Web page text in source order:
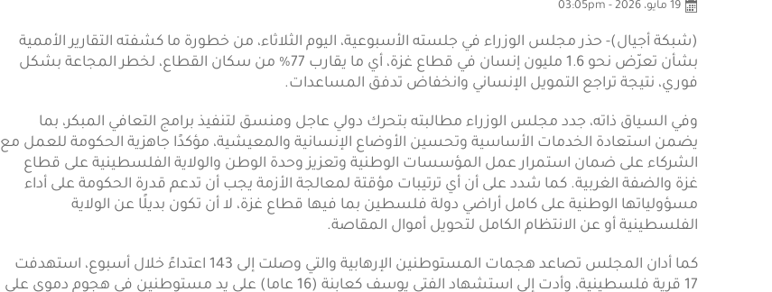
19 مايو، 2026 - 03:05pm
(شبكة أجيال)- حذر مجلس الوزراء في جلسته الأسبوعية، اليوم الثلاثاء، من خطورة ما كشفته التقارير الأممية
بشأن تعرّض نحو 1.6 مليون إنسان في قطاع غزة، أي ما يقارب 77% من سكان القطاع، لخطر المجاعة بشكل
فوري، نتيجة تراجع التمويل الإنساني وانخفاض تدفق المساعدات.
وفي السياق ذاته، جدد مجلس الوزراء مطالبته بتحرك دولي عاجل ومنسق لتنفيذ برامج التعافي المبكر، بما
يضمن استعادة الخدمات الأساسية وتحسين الأوضاع الإنسانية والمعيشية، مؤكدًا جاهزية الحكومة للعمل مع
الشركاء على ضمان استمرار عمل المؤسسات الوطنية وتعزيز وحدة الوطن والولاية الفلسطينية على قطاع
غزة والضفة الغربية. كما شدد على أن أي ترتيبات مؤقتة لمعالجة الأزمة يجب أن تدعم قدرة الحكومة على أداء
مسؤولياتها الوطنية على كامل أراضي دولة فلسطين بما فيها قطاع غزة، لا أن تكون بديلًا عن الولاية
الفلسطينية أو عن الانتظام الكامل لتحويل أموال المقاصة.
كما أدان المجلس تصاعد هجمات المستوطنين الإرهابية والتي وصلت إلى 143 اعتداءً خلال أسبوع، استهدفت
17 قرية فلسطينية، وأدت إلى استشهاد الفتى يوسف كعابنة (16 عاما) على يد مستوطنين في هجوم دموي على